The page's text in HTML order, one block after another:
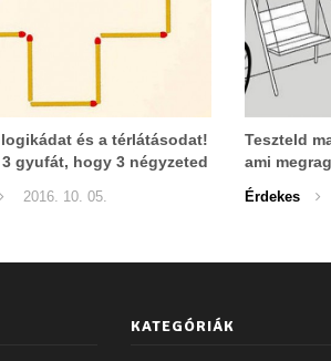
és a térlátásodat!
gyufát, hogy 3 négyzeted
2016. 10. 05.
Teszteld
ami
képen
Érdekes
KATEGÓRIÁK